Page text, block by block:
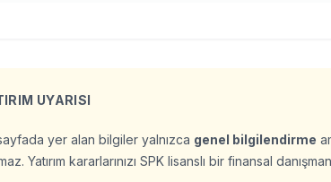
UYARISI
yer alan bilgiler yalnızca genel bilgilendirme
Yatırım kararlarınızı SPK lisanslı bir finansal